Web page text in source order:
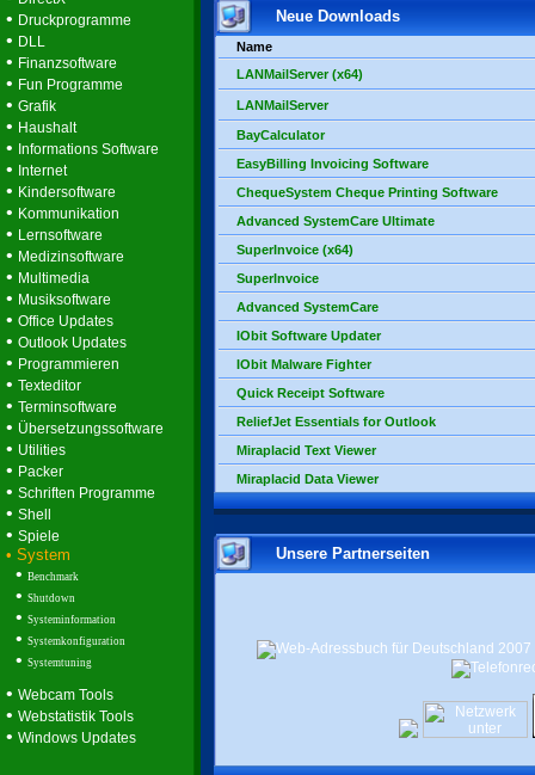
• Druckprogramme
• DLL
• Finanzsoftware
• Fun Programme
• Grafik
• Haushalt
• Informations Software
• Internet
• Kindersoftware
• Kommunikation
• Lernsoftware
• Medizinsoftware
• Multimedia
• Musiksoftware
• Office Updates
• Outlook Updates
• Programmieren
• Texteditor
• Terminsoftware
• Übersetzungssoftware
• Utilities
• Packer
• Schriften Programme
• Shell
• Spiele
• System
• Benchmark
• Shutdown
• Systeminformation
• Systemkonfiguration
• Systemtuning
• Webcam Tools
• Webstatistik Tools
• Windows Updates
Neue Downloads
Name
LANMailServer (x64)
LANMailServer
BayCalculator
EasyBilling Invoicing Software
ChequeSystem Cheque Printing Software
Advanced SystemCare Ultimate
SuperInvoice (x64)
SuperInvoice
Advanced SystemCare
IObit Software Updater
IObit Malware Fighter
Quick Receipt Software
ReliefJet Essentials for Outlook
Miraplacid Text Viewer
Miraplacid Data Viewer
Unsere Partnerseiten